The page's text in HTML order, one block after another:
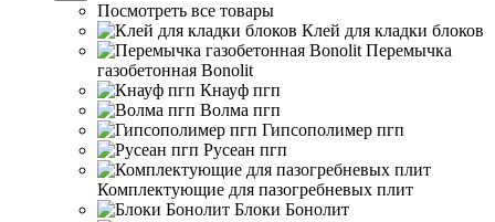
Посмотреть все товары
Клей для кладки блоков
Перемычка
газобетонная Bonolit
Кнауф пгп
Волма пгп
Гипсополимер пгп
Русеан пгп
Комплектующие для пазогребневых плит
Блоки Бонолит